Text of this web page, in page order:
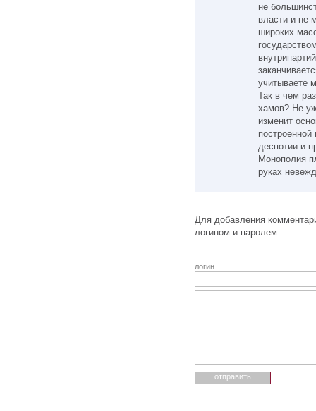
не
власти и не
широких
учитываете
Так в чем
хамов? Не
изменит
деспотии и
Монополия
руках
Для добавления
логином и паролем.
логин